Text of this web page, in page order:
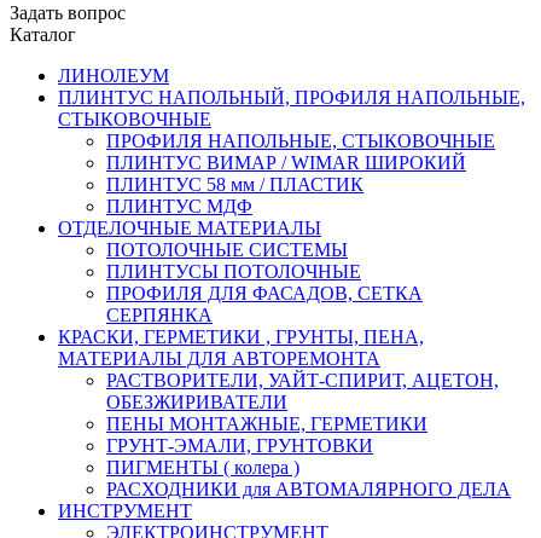
Задать вопрос
Каталог
ЛИНОЛЕУМ
ПЛИНТУС НАПОЛЬНЫЙ, ПРОФИЛЯ НАПОЛЬНЫЕ,
СТЫКОВОЧНЫЕ
ПРОФИЛЯ НАПОЛЬНЫЕ, СТЫКОВОЧНЫЕ
ПЛИНТУС ВИМАР / WIMAR ШИРОКИЙ
ПЛИНТУС 58 мм / ПЛАСТИК
ПЛИНТУС МДФ
ОТДЕЛОЧНЫЕ МАТЕРИАЛЫ
ПОТОЛОЧНЫЕ СИСТЕМЫ
ПЛИНТУСЫ ПОТОЛОЧНЫЕ
ПРОФИЛЯ ДЛЯ ФАСАДОВ, СЕТКА
СЕРПЯНКА
КРАСКИ, ГЕРМЕТИКИ , ГРУНТЫ, ПЕНА,
МАТЕРИАЛЫ ДЛЯ АВТОРЕМОНТА
РАСТВОРИТЕЛИ, УАЙТ-СПИРИТ, АЦЕТОН,
ОБЕЗЖИРИВАТЕЛИ
ПЕНЫ МОНТАЖНЫЕ, ГЕРМЕТИКИ
ГРУНТ-ЭМАЛИ, ГРУНТОВКИ
ПИГМЕНТЫ ( колера )
РАСХОДНИКИ для АВТОМАЛЯРНОГО ДЕЛА
ИНСТРУМЕНТ
ЭЛЕКТРОИНСТРУМЕНТ